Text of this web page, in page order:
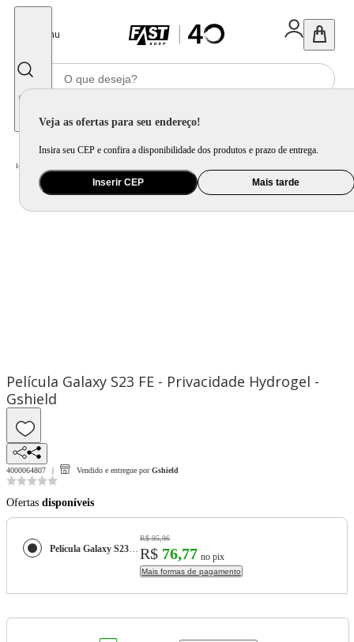
Menu
Veja as ofertas para seu endereço!
Insira seu CEP e confira a disponibilidade dos produtos e prazo de entrega.
Inserir CEP Mais tarde
Home
Película Galaxy S23 FE - Privacidade Hydrogel -
Gshield
4000064807 Vendido e entregue por Gshield
Ofertas disponíveis
Película Galaxy S23 FE - Privacidade Hydrogel - Gshield
R$ 95,96
R$ 76,77 no pix
Mais formas de pagamento